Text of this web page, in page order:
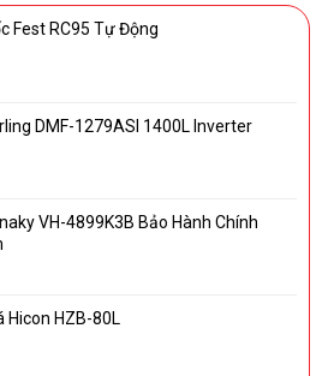
Fest RC95 Tự Động
DMF-1279ASI 1400L Inverter
VH-4899K3B Bảo Hành Chính
Hicon HZB-80L